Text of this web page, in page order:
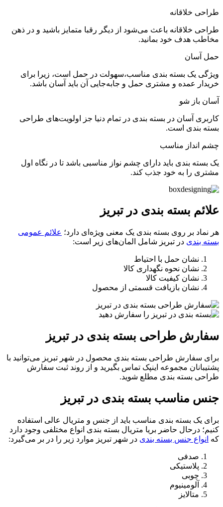
طراحی خلاقانه
طراحی خلاقانه باعث می‌شود از دیگر رقبا متمایز باشید و در ذهن
مخاطب هدف خود بمانید.
حمل آسان
ویژگی یک بسته بندی مناسب،سهولت در حمل است، زیرا برای
خریدار عمده و مشتری حمل و جا‌به‌جایی آن باید آسان باشد.
آسان باز شو
کاربری آسان در بسته بندی در تمام دنیا جز اولویت‌های طراحی
بسته بندی است.
چشم انداز مناسب
یک بسته بندی باید دارای چشم نواز مناسبی باشد تا در نگاه اول
مشتری را به خود جذب کند.
علائم بسته بندی در تبریز
هر نماد بر روی بسته بندی یک معنی ویژه‌ای دارد؛ علائم عمومی
بسته بندی در تبریز شامل المان‌های زیر است:
نشان حمل با احتیاط
نشان نحوه نگهداری کالا
نشان کیفیت کالا
نشان بازیافت قسمتی از محصول
سفارش طراحی بسته بندی در تبریز
برای سفارش طراحی بسته بندی محصول در شهر تبریز می‌توانید با
پشتیبانان مجموعه اینپک تماس بگیرید و از روند ثبت سفارش
طراحی بسته بندی مطلع شوید.
جنس مناسب بسته بندی در تبریز
برای یک بسته بندی مناسب باید از جنس و متریال عالی استفاده
کنیم؛ درحال حاضر بریا متریال بسته بندی انواع مختلفی وجود دارد
که انواع جنس بسته بندی در شهر تبریز موارد زیر را در بر می‌گیرد:
صدفی
پلاستیکی
چوبی
آلومینیوم
متالایز